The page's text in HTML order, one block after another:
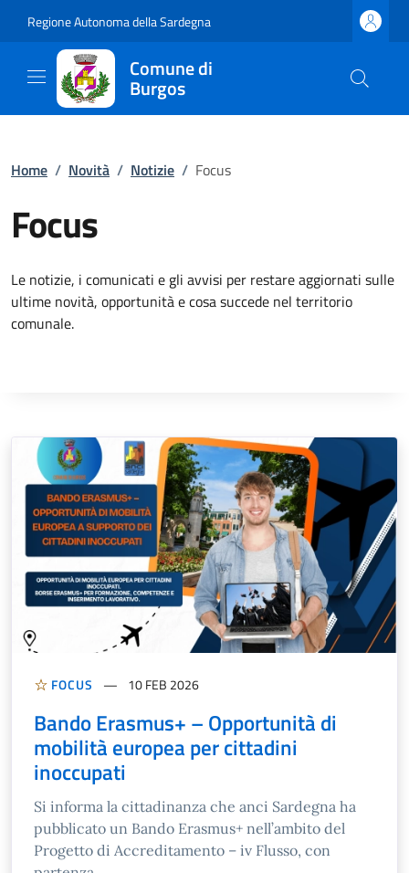
Regione Autonoma della Sardegna
Comune di
Burgos
Home / Novità / Notizie / Focus
Focus
Le notizie, i comunicati e gli avvisi per restare aggiornati sulle
ultime novità, opportunità e cosa succede nel territorio
comunale.
FOCUS 10 FEB 2026
Bando Erasmus+ – Opportunità di
mobilità europea per cittadini
inoccupati
Si informa la cittadinanza che anci Sardegna ha
pubblicato un Bando Erasmus+ nell’ambito del
Progetto di Accreditamento – iv Flusso, con